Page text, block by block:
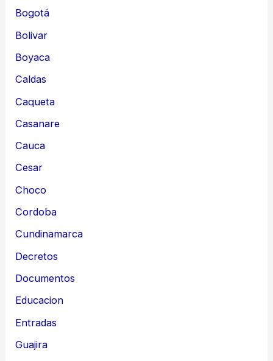
Bogotá
Bolivar
Boyaca
Caldas
Caqueta
Casanare
Cauca
Cesar
Choco
Cordoba
Cundinamarca
Decretos
Documentos
Educacion
Entradas
Guajira